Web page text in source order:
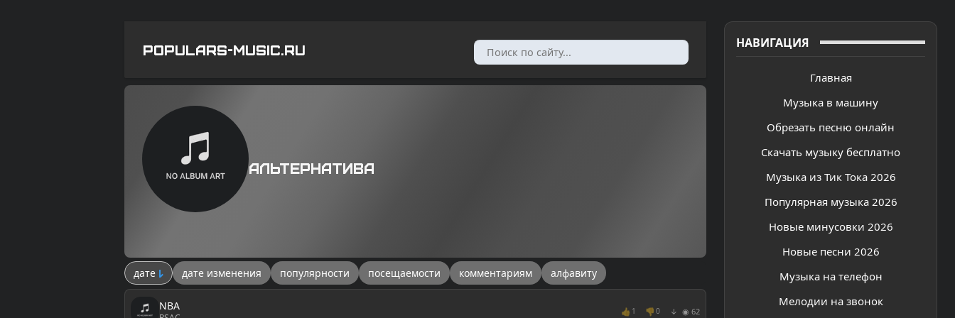
POPULARS-MUSIC.RU НАВИГАЦИЯ
Главная
Музыка в машину
Обрезать песню онлайн
Скачать музыку бесплатно
Музыка из Тик Тока 2026
Популярная музыка 2026
Новые минусовки 2026
Новые песни 2026
Музыка на телефон
Мелодии на звонок
Альтернатива
дате дате изменения популярности посещаемости комментариям алфавиту
NBA 👍 1 👎 0 ↓ ◉ 62